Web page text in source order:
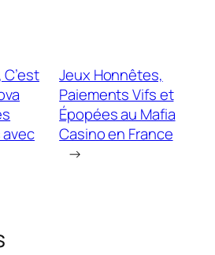
C’est
Jeux Honnêtes,
Paiements Vifs et
Épopées au Mafia
Casino en France
→